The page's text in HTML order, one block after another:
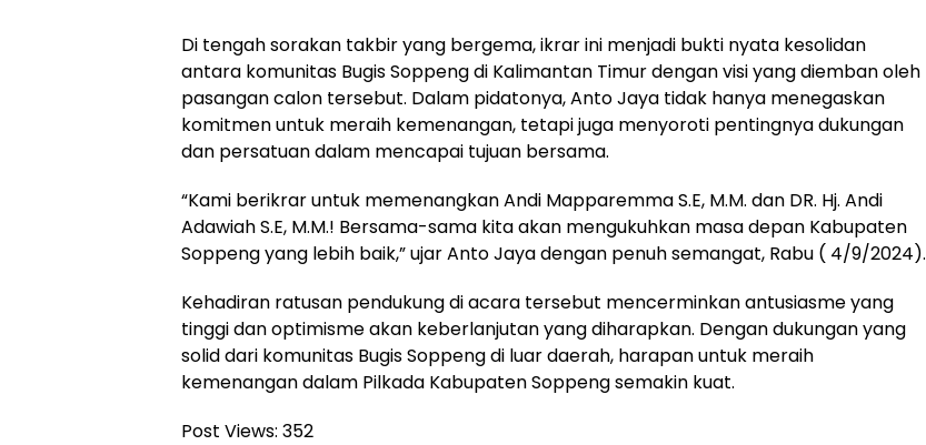
Di tengah sorakan takbir yang bergema, ikrar ini menjadi bukti nyata kesolidan
antara komunitas Bugis Soppeng di Kalimantan Timur dengan visi yang diemban oleh
pasangan calon tersebut. Dalam pidatonya, Anto Jaya tidak hanya menegaskan
komitmen untuk meraih kemenangan, tetapi juga menyoroti pentingnya dukungan
dan persatuan dalam mencapai tujuan bersama.
“Kami berikrar untuk memenangkan Andi Mapparemma S.E, M.M. dan DR. Hj. Andi
Adawiah S.E, M.M.! Bersama-sama kita akan mengukuhkan masa depan Kabupaten
Soppeng yang lebih baik,” ujar Anto Jaya dengan penuh semangat, Rabu ( 4/9/2024).
Kehadiran ratusan pendukung di acara tersebut mencerminkan antusiasme yang
tinggi dan optimisme akan keberlanjutan yang diharapkan. Dengan dukungan yang
solid dari komunitas Bugis Soppeng di luar daerah, harapan untuk meraih
kemenangan dalam Pilkada Kabupaten Soppeng semakin kuat.
Post Views: 352